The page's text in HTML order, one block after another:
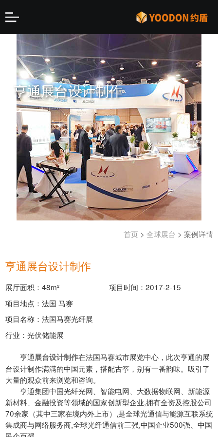
亨通展台设计制作
首页 > 全球展台 > 案例详情
亨通展台设计制作
展厅面积：48m²
项目时间：2017-2-15
项目地点：法国 马赛
项目名称：法国马赛光纤展
行业：光伏储能展
亨通展台设计制作在法国马赛城市展览中心，此次亨通的展
台设计制作满满的中国元素，搭配古筝，别有一番韵味。吸引了
大量的观众前来浏览和咨询。
亨通集团中国光纤光网、智能电网、大数据物联网、新能源
新材料、金融投资等领域的国家创新型企业,拥有全资及控股公司
70余家（其中三家在境内外上市）,是全球光通信与能源互联系统
集成商与网络服务商,全球光纤通信前三强,中国企业500强、中国